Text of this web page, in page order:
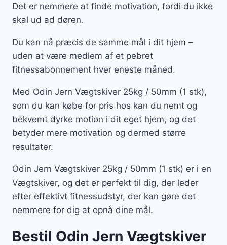
Det er nemmere at finde motivation, fordi du ikke
skal ud ad døren.
Du kan nå præcis de samme mål i dit hjem –
uden at være medlem af et pebret
fitnessabonnement hver eneste måned.
Med Odin Jern Vægtskiver 25kg / 50mm (1 stk),
som du kan købe for pris hos kan du nemt og
bekvemt dyrke motion i dit eget hjem, og det
betyder mere motivation og dermed større
resultater.
Odin Jern Vægtskiver 25kg / 50mm (1 stk) er i en
Vægtskiver, og det er perfekt til dig, der leder
efter effektivt fitnessudstyr, der kan gøre det
nemmere for dig at opnå dine mål.
Bestil Odin Jern Vægtskiver